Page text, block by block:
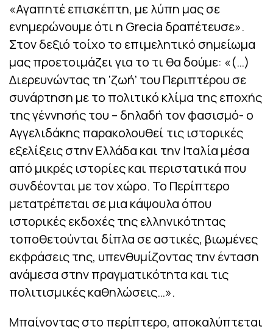
«Αγαπητέ επισκέπτη, με λύπη μας σε
ενημερώνουμε ότι η Grecia δραπέτευσε».
Στον δεξιό τοίχο το επιμελητικό σημείωμα
μας προετοιμάζει για το τι θα δούμε: «(…)
Διερευνώντας τη ‘ζωή’ του Περιπτέρου σε
συνάρτηση με το πολιτικό κλίμα της εποχής
της γέννησής του – δηλαδή τον φασισμό- ο
Αγγελιδάκης παρακολουθεί τις ιστορικές
εξελίξεις στην Ελλάδα και την Ιταλία μέσα
από μικρές ιστορίες και περιστατικά που
συνδέονται με τον χώρο. Το Περίπτερο
μετατρέπεται σε μια κάψουλα όπου
ιστορικές εκδοχές της ελληνικότητας
τοποθετούνται δίπλα σε αστικές, βιωμένες
εκφράσεις της, υπενθυμίζοντας την ένταση
ανάμεσα στην πραγματικότητα και τις
πολιτισμικές καθηλώσεις…».
Μπαίνοντας στο περίπτερο, αποκαλύπτεται